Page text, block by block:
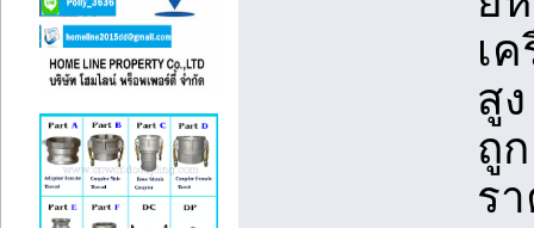
เ
สู
ถู
ร